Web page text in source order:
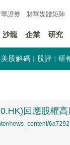
華證券 財華媒體矩陣
沙龍 企業 研究
美股解碼 股評 研
回應股權
news_content/